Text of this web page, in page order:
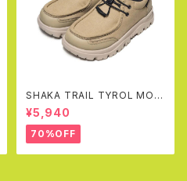
SHAKA TRAIL TYROL MOC
EX(SAND)
¥5,940
70%OFF